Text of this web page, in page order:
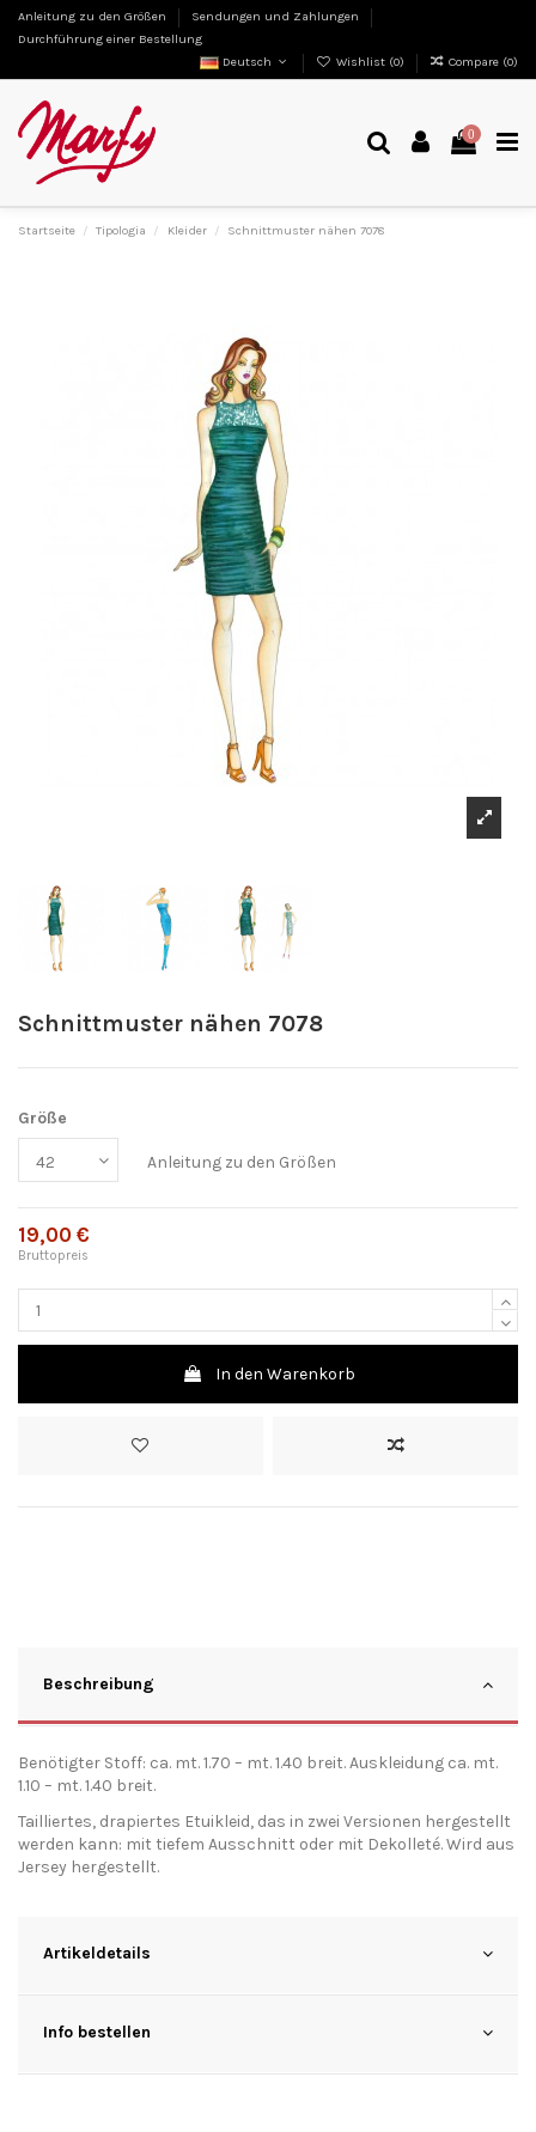
Anleitung zu den Größen
Sendungen und Zahlungen
Durchführung einer Bestellung
Deutsch
Wishlist (0) Compare (0)
0
Startseite Tipologia Kleider Schnittmuster nähen 7078
Schnittmuster nähen 7078
Größe
Anleitung zu den Größen
19,00 €
Bruttopreis
In den Warenkorb
Beschreibung
Benötigter Stoff: ca. mt. 1.70 – mt. 1.40 breit. Auskleidung ca. mt.
1.10 – mt. 1.40 breit.
Tailliertes, drapiertes Etuikleid, das in zwei Versionen hergestellt
werden kann: mit tiefem Ausschnitt oder mit Dekolleté. Wird aus
Jersey hergestellt.
Artikeldetails
Info bestellen